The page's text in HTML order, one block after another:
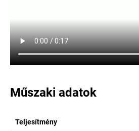
Műszaki adatok
Teljesítmény